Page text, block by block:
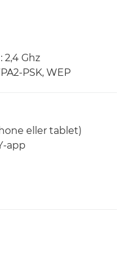
2,4 Ghz
PSK, WEP
eller tablet)
app